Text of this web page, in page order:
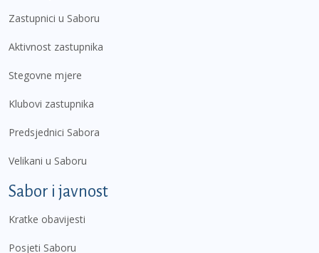
Zastupnici u Saboru
Aktivnost zastupnika
Stegovne mjere
Klubovi zastupnika
Predsjednici Sabora
Velikani u Saboru
Sabor i javnost
Kratke obavijesti
Posjeti Saboru